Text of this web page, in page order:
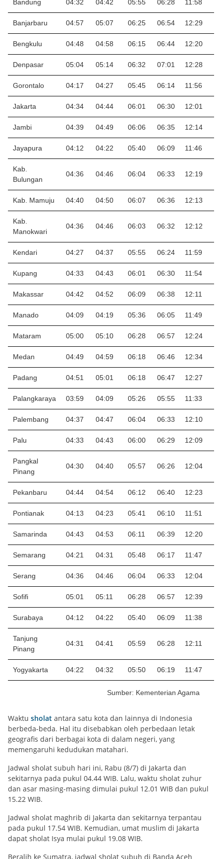
Bandung 04:32 04:42 05:55 06:28 11:58
Banjarbaru 04:57 05:07 06:25 06:54 12:29
Bengkulu 04:48 04:58 06:15 06:44 12:20
Denpasar 05:04 05:14 06:32 07:01 12:28
Gorontalo 04:17 04:27 05:45 06:14 11:56
Jakarta 04:34 04:44 06:01 06:30 12:01
Jambi 04:39 04:49 06:06 06:35 12:14
Jayapura 04:12 04:22 05:40 06:09 11:46
Kab.
Bulungan
04:36 04:46 06:04 06:33 12:19
Kab. Mamuju 04:40 04:50 06:07 06:36 12:13
Kab.
Manokwari
04:36 04:46 06:03 06:32 12:12
Kendari 04:27 04:37 05:55 06:24 11:59
Kupang 04:33 04:43 06:01 06:30 11:54
Makassar 04:42 04:52 06:09 06:38 12:11
Manado 04:09 04:19 05:36 06:05 11:49
Mataram 05:00 05:10 06:28 06:57 12:24
Medan 04:49 04:59 06:18 06:46 12:34
Padang 04:51 05:01 06:18 06:47 12:27
Palangkaraya 03:59 04:09 05:26 05:55 11:33
Palembang 04:37 04:47 06:04 06:33 12:10
Palu 04:33 04:43 06:00 06:29 12:09
Pangkal
Pinang
04:30 04:40 05:57 06:26 12:04
Pekanbaru 04:44 04:54 06:12 06:40 12:23
Pontianak 04:13 04:23 05:41 06:10 11:51
Samarinda 04:43 04:53 06:11 06:39 12:20
Semarang 04:21 04:31 05:48 06:17 11:47
Serang 04:36 04:46 06:04 06:33 12:04
Sofifi 05:01 05:11 06:28 06:57 12:39
Surabaya 04:12 04:22 05:40 06:09 11:38
Tanjung
Pinang
04:31 04:41 05:59 06:28 12:11
Yogyakarta 04:22 04:32 05:50 06:19 11:47
Sumber: Kementerian Agama
Waktu sholat antara satu kota dan lainnya di Indonesia
berbeda-beda. Hal itu disebabkan oleh perbedaan letak
geografis dari berbagai kota di dalam negeri, yang
memengaruhi kedudukan matahari.
Jadwal sholat subuh hari ini, Rabu (8/7) di Jakarta dan
sekitarnya pada pukul 04.44 WIB. Lalu, waktu sholat zuhur
dan asar masing-masing dimulai pukul 12.01 WIB dan pukul
15.22 WIB.
Jadwal sholat maghrib di Jakarta dan sekitarnya terpantau
pada pukul 17.54 WIB. Kemudian, umat muslim di Jakarta
dapat sholat Isya mulai pukul 19.08 WIB.
Beralih ke Sumatra, jadwal sholat subuh di Banda Aceh